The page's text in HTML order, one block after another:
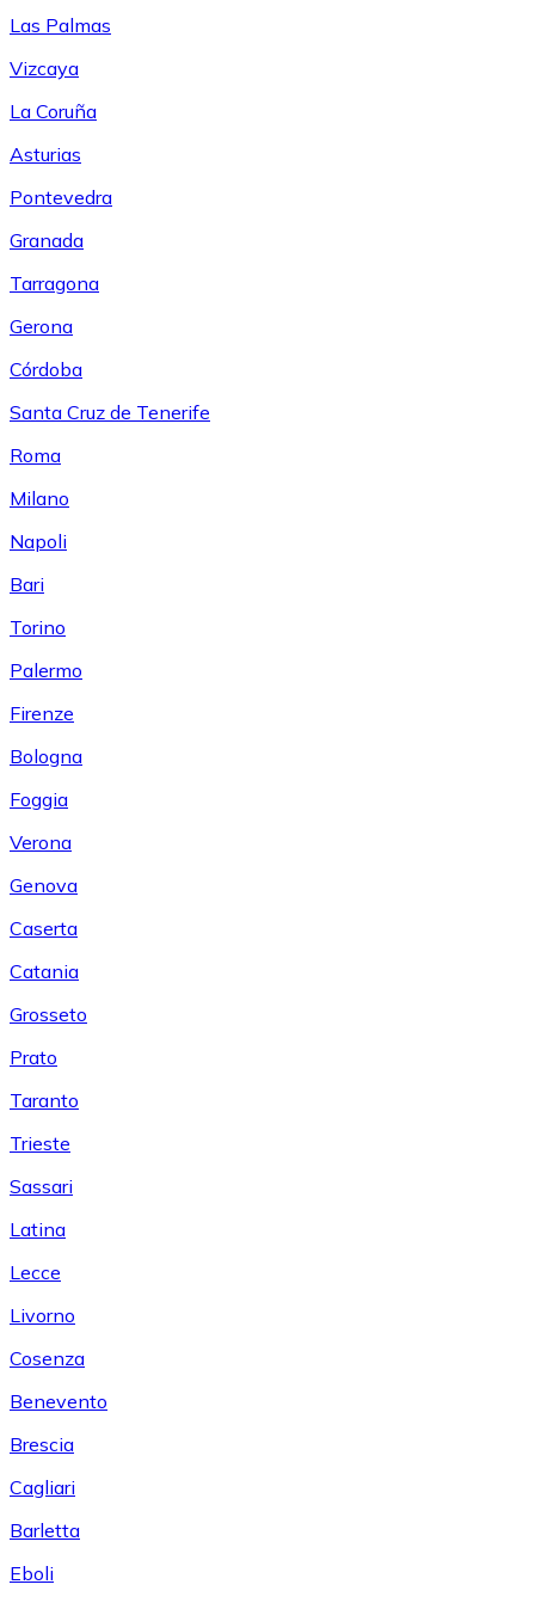
Las Palmas
Vizcaya
La Coruña
Asturias
Pontevedra
Granada
Tarragona
Gerona
Córdoba
Santa Cruz de Tenerife
Roma
Milano
Napoli
Bari
Torino
Palermo
Firenze
Bologna
Foggia
Verona
Genova
Caserta
Catania
Grosseto
Prato
Taranto
Trieste
Sassari
Latina
Lecce
Livorno
Cosenza
Benevento
Brescia
Cagliari
Barletta
Eboli